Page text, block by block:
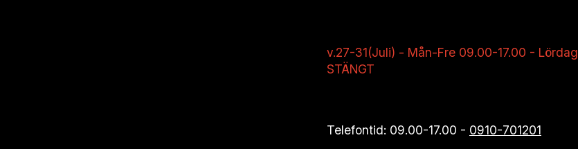
v.27-31(Juli) - Mån-Fre 09.00-17.00 - Lördag
STÄNGT
Telefontid: 09.00-17.00 - 0910-701201